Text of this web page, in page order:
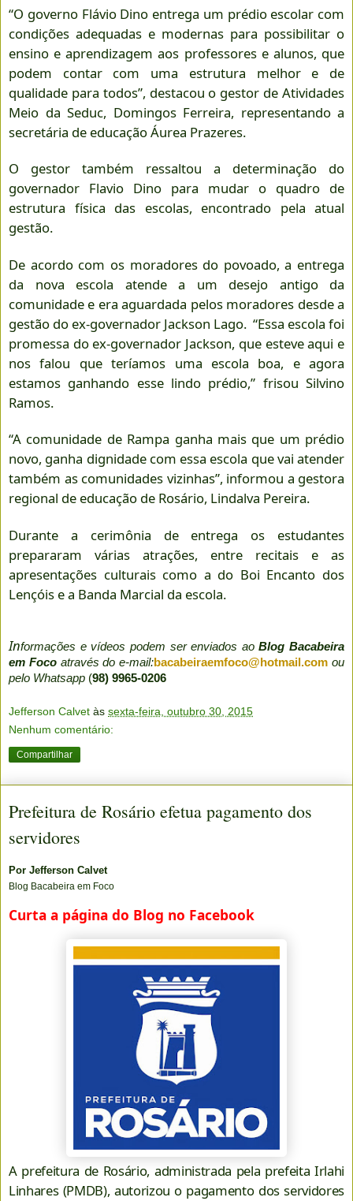
“O governo Flávio Dino entrega um prédio escolar com
condições adequadas e modernas para possibilitar o
ensino e aprendizagem aos professores e alunos, que
podem contar com uma estrutura melhor e de
qualidade para todos”, destacou o gestor de Atividades
Meio da Seduc, Domingos Ferreira, representando a
secretária de educação Áurea Prazeres.
O gestor também ressaltou a determinação do
governador Flavio Dino para mudar o quadro de
estrutura física das escolas, encontrado pela atual
gestão.
De acordo com os moradores do povoado, a entrega
da nova escola atende a um desejo antigo da
comunidade e era aguardada pelos moradores desde a
gestão do ex-governador Jackson Lago. “Essa escola foi
promessa do ex-governador Jackson, que esteve aqui e
nos falou que teríamos uma escola boa, e agora
estamos ganhando esse lindo prédio,” frisou Silvino
Ramos.
“A comunidade de Rampa ganha mais que um prédio
novo, ganha dignidade com essa escola que vai atender
também as comunidades vizinhas”, informou a gestora
regional de educação de Rosário, Lindalva Pereira.
Durante a cerimônia de entrega os estudantes
prepararam várias atrações, entre recitais e as
apresentações culturais como a do Boi Encanto dos
Lençóis e a Banda Marcial da escola.
Informações e vídeos podem ser enviados aoBlog Bacabeira
em Focoatravés do e-mail:bacabeiraemfoco@hotmail.com ou
pelo Whatsapp (98) 9965-0206
Jefferson Calvet às sexta-feira, outubro 30, 2015
Nenhum comentário:
Compartilhar
Prefeitura de Rosário efetua pagamento dos
servidores
Por Jefferson Calvet
Blog Bacabeira em Foco
Curta a página do Blog no Facebook
A prefeitura de Rosário, administrada pela prefeita Irlahi
Linhares (PMDB), autorizou o pagamento dos servidores